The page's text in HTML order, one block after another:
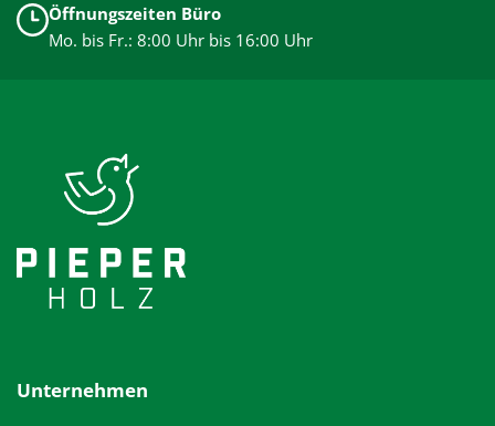
Öffnungszeiten Büro
Mo. bis Fr.: 8:00 Uhr bis 16:00 Uhr
Unternehmen